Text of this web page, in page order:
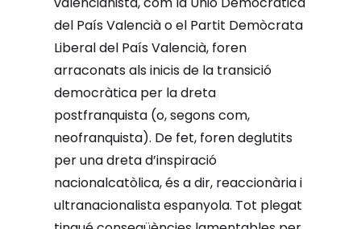
del País Valencià o el Partit Demòcrata
Liberal del País Valencià, foren
arraconats als inicis de la transició
democràtica per la dreta
postfranquista (o, segons com,
neofranquista). De fet, foren deglutits
per una dreta d’inspiració
nacionalcatòlica, és a dir, reaccionària i
ultranacionalista espanyola. Tot plegat